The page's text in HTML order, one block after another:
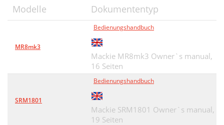
Modelle Dokumententyp
MR8mk3
Bedienungshandbuch
Mackie MR8mk3 Owner`s manual,
16 Seiten
SRM1801
Bedienungshandbuch
Mackie SRM1801 Owner`s manual,
19 Seiten